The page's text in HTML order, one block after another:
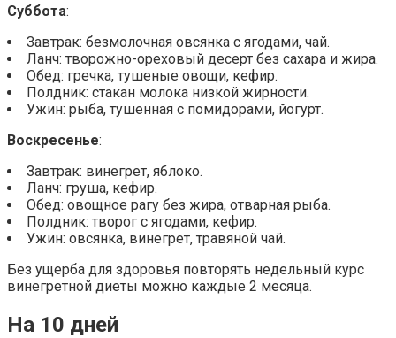
Суббота:
Завтрак: безмолочная овсянка с ягодами, чай.
Ланч: творожно-ореховый десерт без сахара и жира.
Обед: гречка, тушеные овощи, кефир.
Полдник: стакан молока низкой жирности.
Ужин: рыба, тушенная с помидорами, йогурт.
Воскресенье:
Завтрак: винегрет, яблоко.
Ланч: груша, кефир.
Обед: овощное рагу без жира, отварная рыба.
Полдник: творог с ягодами, кефир.
Ужин: овсянка, винегрет, травяной чай.
Без ущерба для здоровья повторять недельный курс
винегретной диеты можно каждые 2 месяца.
На 10 дней